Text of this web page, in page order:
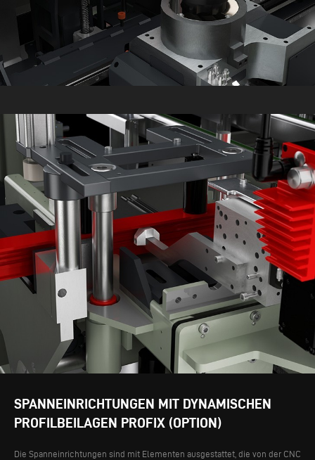
SPANNEINRICHTUNGEN MIT DYNAMISCHEN
PROFILBEILAGEN PROFIX (OPTION)
Die Spanneinrichtungen sind mit Elementen ausgestattet, die von der CNC